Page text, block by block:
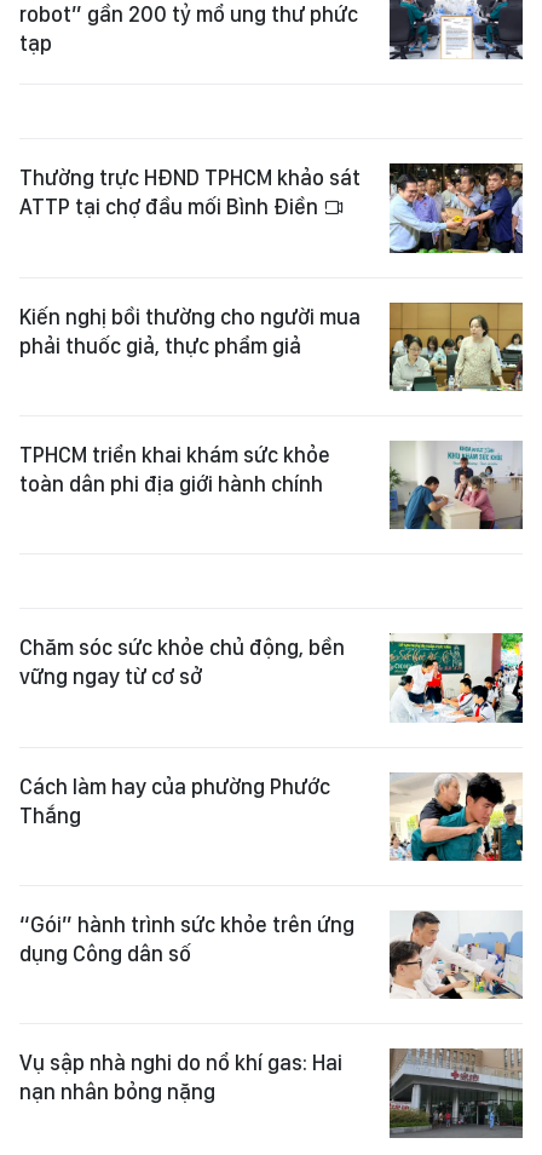
robot” gần 200 tỷ mổ ung thư phức
tạp
Thường trực HĐND TPHCM khảo sát
ATTP tại chợ đầu mối Bình Điền
Kiến nghị bồi thường cho người mua
phải thuốc giả, thực phẩm giả
TPHCM triển khai khám sức khỏe
toàn dân phi địa giới hành chính
Chăm sóc sức khỏe chủ động, bền
vững ngay từ cơ sở
Cách làm hay của phường Phước
Thắng
“Gói” hành trình sức khỏe trên ứng
dụng Công dân số
Vụ sập nhà nghi do nổ khí gas: Hai
nạn nhân bỏng nặng